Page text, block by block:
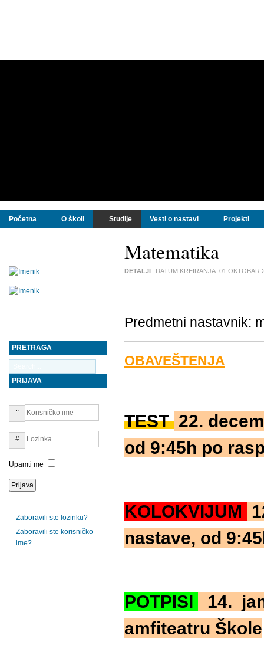
Početna O školi Studije Vesti o nastavi Projekti
Matematika
DETALJI DATUM KREIRANJA: 01 OKTOBAR
Predmetni nastavnik:
OBAVEŠTENJA
TEST 22.
od 9:45h po
KOLOKVIJUM
nastave, od
POTPISI
14.
amfiteatru Škole
PRETRAGA
PRIJAVA
Upamti me
Zaboravili ste lozinku?
Zaboravili ste korisničko
ime?